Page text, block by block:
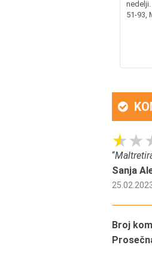
51-93,
“
Sanja
Broj